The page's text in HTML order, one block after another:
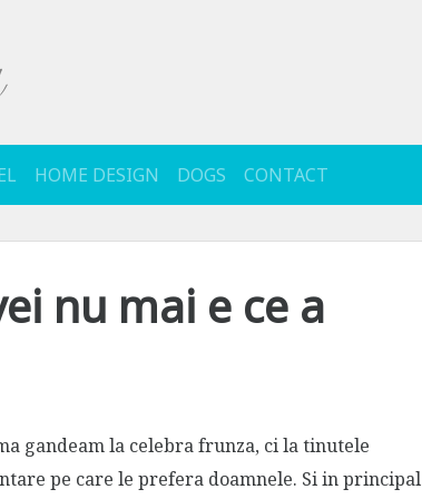
HOME DESIGN DOGS CONTACT
nu mai e ce a
gandeam la celebra frunza, ci la tinutele
pe care le prefera doamnele. Si in principal